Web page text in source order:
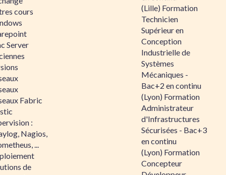
cours
Server
Fabric
:
Nagios,
...
de
(Lille) Formation
Technicien
Supérieur en
Conception
Industrielle de
Systèmes
Mécaniques -
Bac+2 en continu
(Lyon) Formation
Administrateur
d'Infrastructures
Sécurisées - Bac+3
en continu
(Lyon) Formation
Concepteur